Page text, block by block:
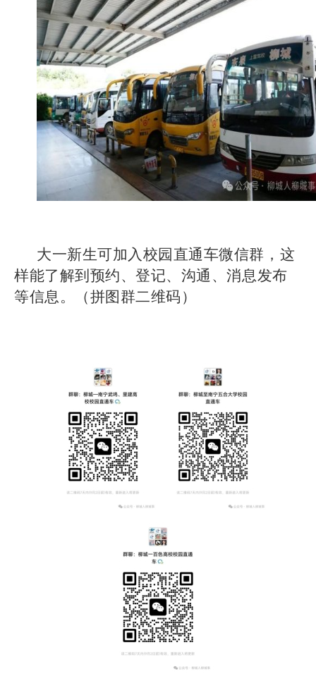
大一新生可加入校园直通车微信群，这
样能了解到预约、登记、沟通、消息发布
等信息。（拼图群二维码）